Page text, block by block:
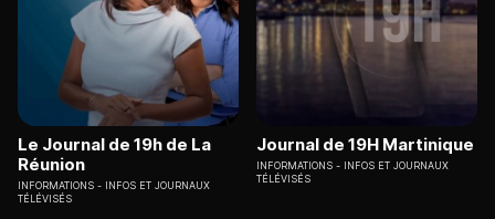
Le Journal de 19h de La
Réunion
INFORMATIONS
INFOS ET JOURNAUX
TÉLÉVISÉS
Journal de 19H Martinique
INFORMATIONS
INFOS ET JOURNAUX
TÉLÉVISÉS